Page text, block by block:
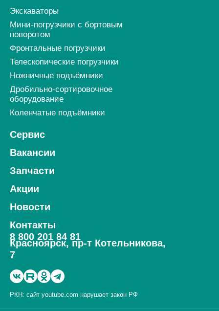
Экскаваторы
Мини-погрузчики c бортовым
поворотом
Фронтальные погрузчики
Телескопические погрузчики
Ножничные подъёмники
Дробильно-сортировочное
оборудование
Коленчатые подъёмники
Сервис
Вакансии
Запчасти
Акции
Новости
Контакты
8 800 201 84 81
Красноярск, пр-т Котельникова,
7
РКН: сайт youtube.com нарушает закон РФ